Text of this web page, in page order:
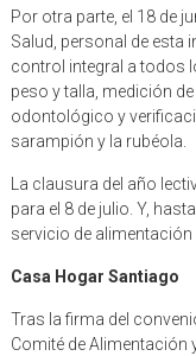
Por otra parte, el 18 de
Salud, personal de esta
control integral a todos
peso y talla, medición
odontológico y
sarampión y la rubéola.
La clausura del año
para el 8 de julio. Y,
servicio de alimentación
Casa Hogar Santiago
Tras la firma del
Comité de Alimentación